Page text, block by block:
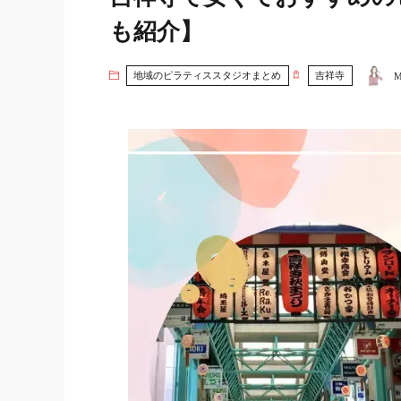
も紹介】
地域のピラティススタジオまとめ 吉祥寺